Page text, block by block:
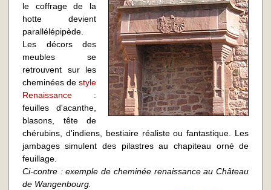
le coffrage de la
hotte devient
parallélépipède.
Les décors des
meubles se
retrouvent sur les
cheminées destyle
Renaissance:
feuilles d'acanthe,
blasons, tête de
chérubins, d'indiens, bestiaire réaliste ou fantastique. Les
jambages simulent des pilastres au chapiteau orné de
feuillage.
Ci-contre : exemple de cheminée renaissance au Château
de Wangenbourg.